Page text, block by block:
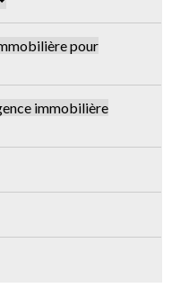
pour
immobilière